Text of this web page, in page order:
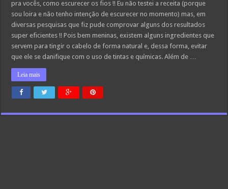
pra vocês, como escurecer os fios !! Eu não testei a receita (porque
sou loira e não tenho intenção de escurecer no momento) mas, em
diversas pesquisas que fiz pude comprovar alguns dos resultados
super eficientes !! Pois bem meninas, existem alguns ingredientes que
servem para tingir o cabelo de forma natural e, dessa forma, evitar
que ele se danifique com o uso de tintas e químicas. Além de …
Leia mais